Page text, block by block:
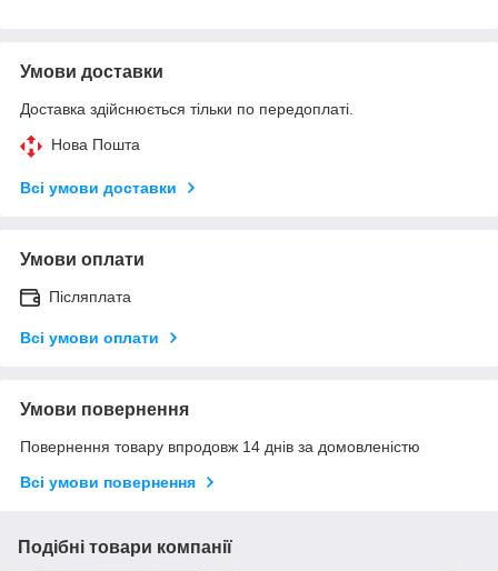
Умови доставки
Доставка здійснюється тільки по передоплаті.
Нова Пошта
Всі умови доставки
Умови оплати
Післяплата
Всі умови оплати
Умови повернення
Повернення товару впродовж 14 днів за домовленістю
Всі умови повернення
Подібні товари компанії